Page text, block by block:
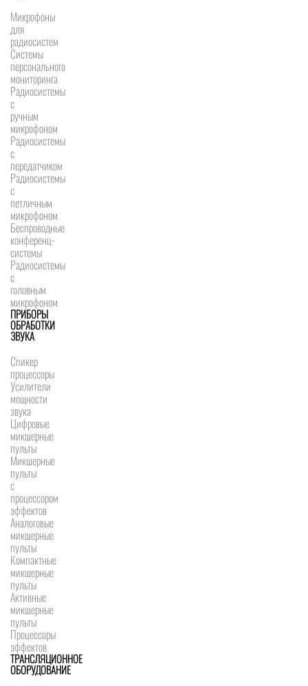
Микрофоны
для
радиосистем
Системы
персонального
мониторинга
Радиосистемы
c
ручным
микрофоном
Радиосистемы
с
передатчиком
Радиосистемы
с
петличным
микрофоном
Беспроводные
конференц-
системы
Радиосистемы
с
головным
микрофоном
ПРИБОРЫ
ОБРАБОТКИ
ЗВУКА
Спикер
процессоры
Усилители
мощности
звука
Цифровые
микшерные
пульты
Микшерные
пульты
с
процессором
эффектов
Аналоговые
микшерные
пульты
Компактные
микшерные
пульты
Активные
микшерные
пульты
Процессоры
эффектов
ТРАНСЛЯЦИОННОЕ
ОБОРУДОВАНИЕ